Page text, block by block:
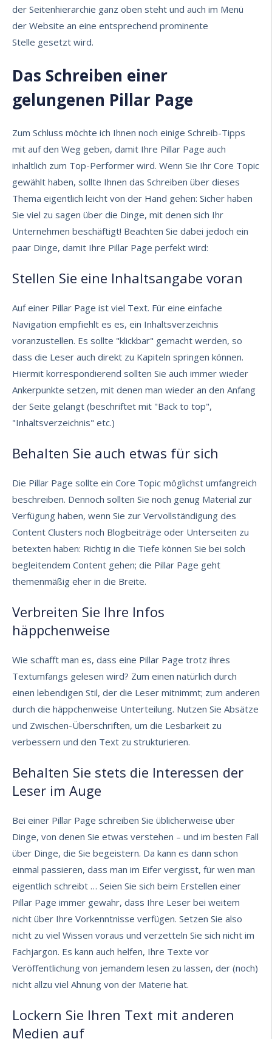
der Seitenhierarchie ganz oben steht und auch im Menü
der Website an eine entsprechend prominente
Stelle gesetzt wird.
Das Schreiben einer
gelungenen Pillar Page
Zum Schluss möchte ich Ihnen noch einige Schreib-Tipps
mit auf den Weg geben, damit Ihre Pillar Page auch
inhaltlich zum Top-Performer wird. Wenn Sie Ihr Core Topic
gewählt haben, sollte Ihnen das Schreiben über dieses
Thema eigentlich leicht von der Hand gehen: Sicher haben
Sie viel zu sagen über die Dinge, mit denen sich Ihr
Unternehmen beschäftigt! Beachten Sie dabei jedoch ein
paar Dinge, damit Ihre Pillar Page perfekt wird:
Stellen Sie eine Inhaltsangabe voran
Auf einer Pillar Page ist viel Text. Für eine einfache
Navigation empfiehlt es es, ein Inhaltsverzeichnis
voranzustellen. Es sollte "klickbar" gemacht werden, so
dass die Leser auch direkt zu Kapiteln springen können.
Hiermit korrespondierend sollten Sie auch immer wieder
Ankerpunkte setzen, mit denen man wieder an den Anfang
der Seite gelangt (beschriftet mit "Back to top",
"Inhaltsverzeichnis" etc.)
Behalten Sie auch etwas für sich
Die Pillar Page sollte ein Core Topic möglichst umfangreich
beschreiben. Dennoch sollten Sie noch genug Material zur
Verfügung haben, wenn Sie zur Vervollständigung des
Content Clusters noch Blogbeiträge oder Unterseiten zu
betexten haben: Richtig in die Tiefe können Sie bei solch
begleitendem Content gehen; die Pillar Page geht
themenmäßig eher in die Breite.
Verbreiten Sie Ihre Infos
häppchenweise
Wie schafft man es, dass eine Pillar Page trotz ihres
Textumfangs gelesen wird? Zum einen natürlich durch
einen lebendigen Stil, der die Leser mitnimmt; zum anderen
durch die häppchenweise Unterteilung. Nutzen Sie Absätze
und Zwischen-Überschriften, um die Lesbarkeit zu
verbessern und den Text zu strukturieren.
Behalten Sie stets die Interessen der
Leser im Auge
Bei einer Pillar Page schreiben Sie üblicherweise über
Dinge, von denen Sie etwas verstehen – und im besten Fall
über Dinge, die Sie begeistern. Da kann es dann schon
einmal passieren, dass man im Eifer vergisst, für wen man
eigentlich schreibt … Seien Sie sich beim Erstellen einer
Pillar Page immer gewahr, dass Ihre Leser bei weitem
nicht über Ihre Vorkenntnisse verfügen. Setzen Sie also
nicht zu viel Wissen voraus und verzetteln Sie sich nicht im
Fachjargon. Es kann auch helfen, Ihre Texte vor
Veröffentlichung von jemandem lesen zu lassen, der (noch)
nicht allzu viel Ahnung von der Materie hat.
Lockern Sie Ihren Text mit anderen
Medien auf